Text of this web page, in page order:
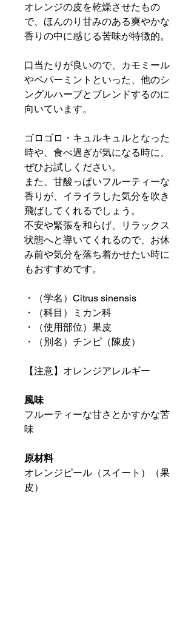
オレンジの皮を乾燥させたもの
で、ほんのり甘みのある爽やかな
香りの中に感じる苦味が特徴的。
口当たりが良いので、カモミール
やペパーミントといった、他のシ
ングルハーブとブレンドするのに
向いています。
ゴロゴロ・キュルキュルとなった
時や、食べ過ぎが気になる時に、
ぜひお試しください。
また、甘酸っぱいフルーティーな
香りが、イライラした気分を吹き
飛ばしてくれるでしょう。
不安や緊張を和らげ、リラックス
状態へと導いてくれるので、お休
み前や気分を落ち着かせたい時に
もおすすめです。
・（学名）Citrus sinensis
・（科目）ミカン科
・（使用部位）果皮
・（別名）チンピ（陳皮）
【注意】オレンジアレルギー
風味
フルーティーな甘さとかすかな苦
味
原材料
オレンジピール（スイート）（果
皮）